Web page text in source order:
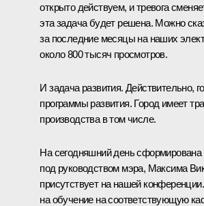
открыто действуем, и тревога
эта задача будет решена. Можно
за последние месяцы на наших
около 800 тысяч просмотров.
И задача развития. Действительно,
программы развития. Город имеет
производства в том числе.
На сегодняшний день сформирована
под руководством мэра, Максима
присутствует на нашей
на обучение на соответствующую